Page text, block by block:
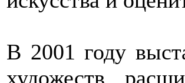
В 2001 году
художеств